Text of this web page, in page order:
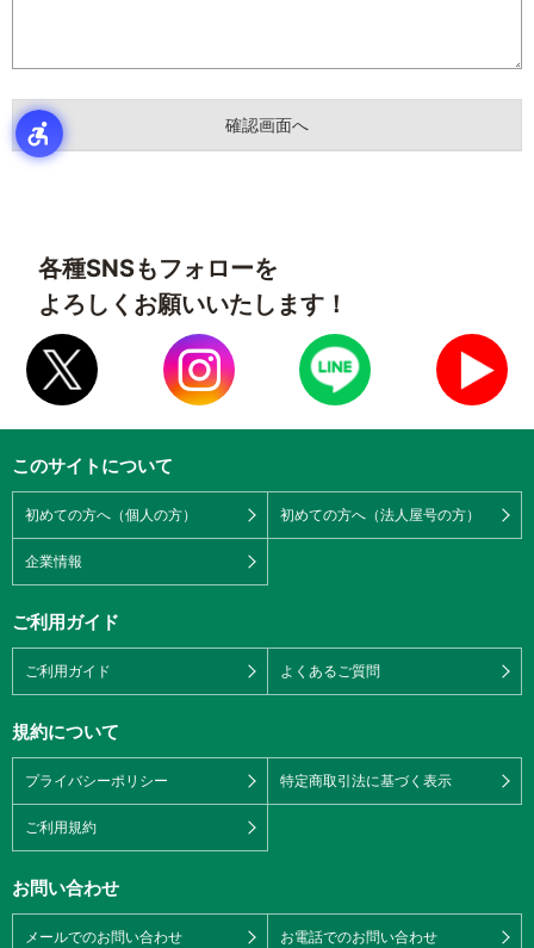
各種SNSもフォローを
よろしくお願いいたします！
このサイトについて
初めての方へ（個人の方） 初めての方へ（法人屋号の方）
企業情報
ご利用ガイド
ご利用ガイド よくあるご質問
規約について
プライバシーポリシー 特定商取引法に基づく表示
ご利用規約
お問い合わせ
メールでのお問い合わせ お電話でのお問い合わせ